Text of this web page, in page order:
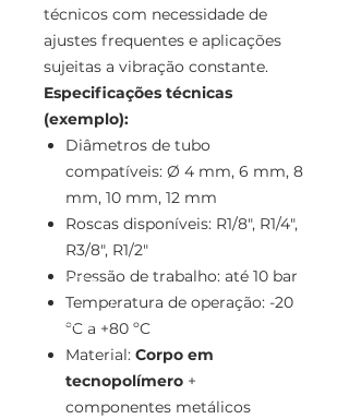
técnicos com necessidade de
ajustes frequentes e aplicações
sujeitas a vibração constante.
Especificações técnicas
(exemplo):
Diâmetros de tubo
compatíveis: Ø 4 mm, 6 mm, 8
mm, 10 mm, 12 mm
Roscas disponíveis: R1/8", R1/4",
R3/8", R1/2"
Pressão de trabalho: até 10 bar
Temperatura de operação: -20
ºC a +80 ºC
Material: Corpo em
tecnopolímero +
componentes metálicos